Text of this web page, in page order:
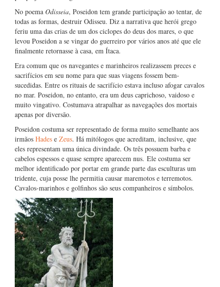
No poema Odisseia, Poseidon tem grande participação ao tentar, de
todas as formas, destruir Odisseu. Diz a narrativa que herói grego
feriu uma das crias de um dos ciclopes do deus dos mares, o que
levou Poseidon a se vingar do guerreiro por vários anos até que ele
finalmente retornasse à casa, em Ítaca.
Era comum que os navegantes e marinheiros realizassem preces e
sacrifícios em seu nome para que suas viagens fossem bem-
sucedidas. Entre os rituais de sacrifício estava incluso afogar cavalos
no mar. Poseidon, no entanto, era um deus caprichoso, vaidoso e
muito vingativo. Costumava atrapalhar as navegações dos mortais
apenas por diversão.
Poseidon costuma ser representado de forma muito semelhante aos
irmãos Hades e Zeus. Há mitólogos que acreditam, inclusive, que
eles representam uma única divindade. Os três possuem barba e
cabelos espessos e quase sempre aparecem nus. Ele costuma ser
melhor identificado por portar em grande parte das esculturas um
tridente, cuja posse lhe permitia causar maremotos e terremotos.
Cavalos-marinhos e golfinhos são seus companheiros e símbolos.